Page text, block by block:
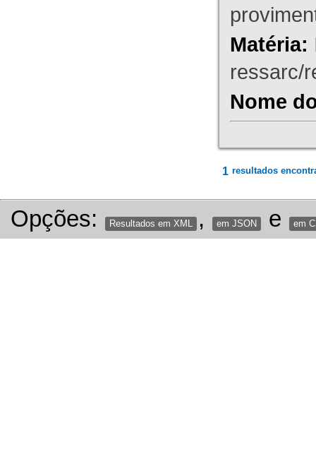
Matéria:
ressarc/
Nome
1 resultados
Opções: Resultados em XML , em JSON e em